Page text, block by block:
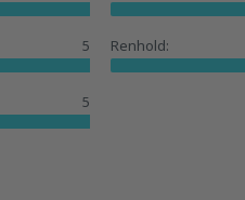
5 Renhold:
5